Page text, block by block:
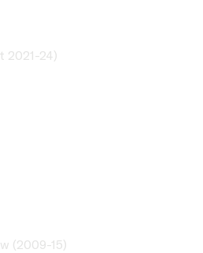
2021-24)
(2009-15)